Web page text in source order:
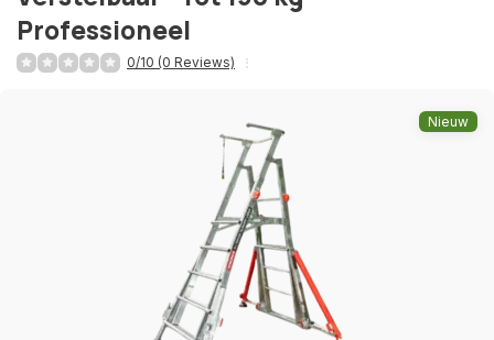
Professioneel
0/10 (0 Reviews)
Nieuw